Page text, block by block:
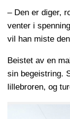
– Den er diger,
venter i
vil han miste
Beistet av en
sin begeistring.
lillebroren, og